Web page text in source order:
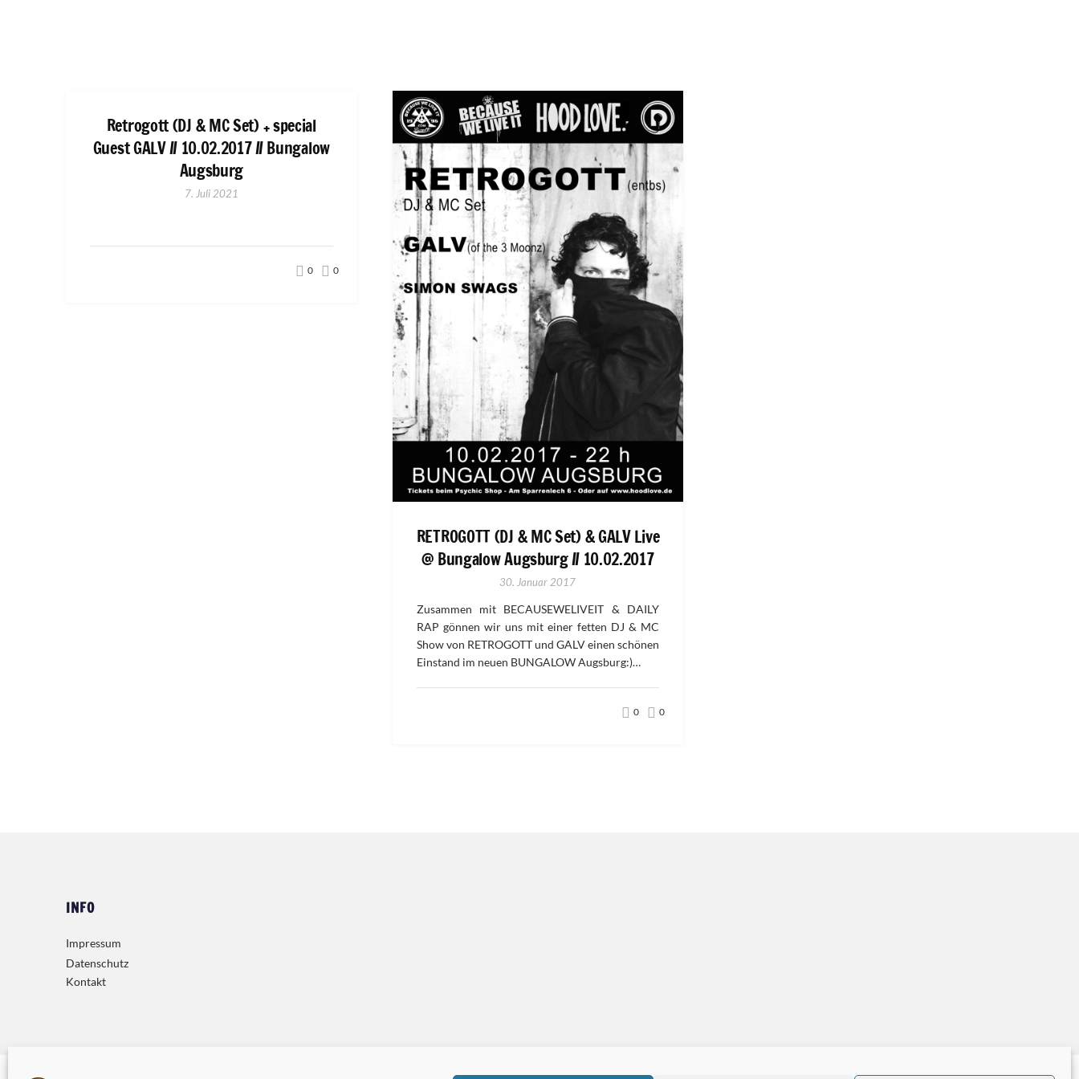
Retrogott (DJ & MC Set) + special
Guest GALV // 10.02.2017 // Bungalow
Augsburg
7. Juli 2021
0 0
RETROGOTT (DJ & MC Set) & GALV Live
@ Bungalow Augsburg // 10.02.2017
30. Januar 2017
Zusammen mit BECAUSEWELIVEIT & DAILY
RAP gönnen wir uns mit einer fetten DJ & MC
Show von RETROGOTT und GALV einen schönen
Einstand im neuen BUNGALOW Augsburg:)…
0 0
INFO
Impressum
Datenschutz
Kontakt